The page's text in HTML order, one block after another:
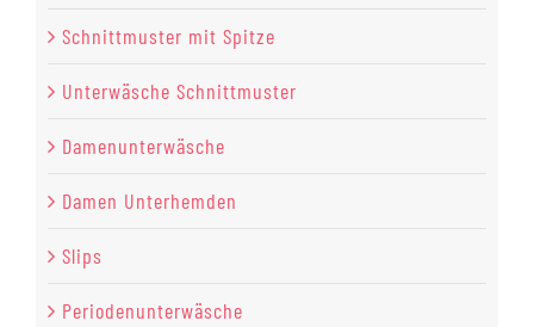
Schnittmuster mit Spitze
Unterwäsche Schnittmuster
Damenunterwäsche
Damen Unterhemden
Slips
Periodenunterwäsche